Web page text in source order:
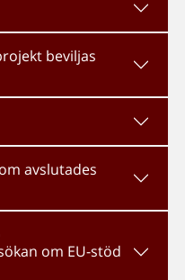
beviljas
avslutades
om EU-stöd